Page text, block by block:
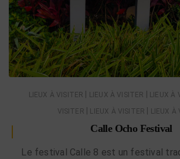
LIEUX À VISITER LIEUX À VISITER LIEUX À
VISITER
LIEUX À VISITER LIEUX À
Calle Ocho Festival
Le festival Calle 8 est un festival